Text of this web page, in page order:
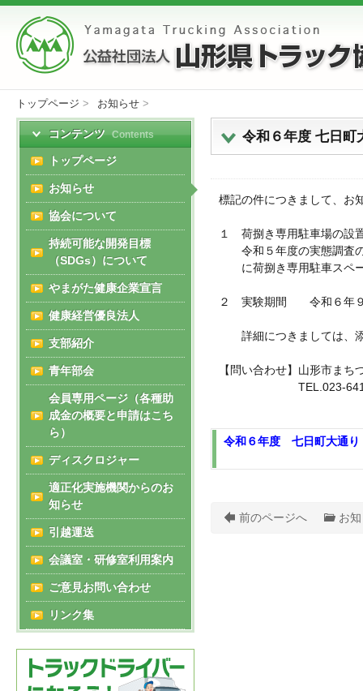
トップページ > お知らせ >
令和６年度 七日町
標記の件につきまして、お
１ 荷捌き専用駐車場の設
令和５年度の実態調査の
に荷捌き専用駐車スペ
２ 実験期間 令和６年９
詳細につきましては、添
【問い合わせ】山形市まち
TEL.023-641-
令和６年度 七日町大通
前のページへ お
コンテンツ Contents
トップページ
お知らせ
協会について
持続可能な開発目標
（SDGs）について
やまがた健康企業宣言
健康経営優良法人
支部紹介
青年部会
会員専用ページ（各種助
成金の概要と申請はこち
ら）
ディスクロジャー
適正化実施機関からのお
知らせ
引越運送
会議室・研修室利用案内
ご意見お問い合わせ
リンク集